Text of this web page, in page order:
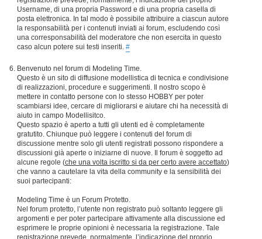
Username, di una propria Password e di una propria casella di
posta elettronica. In tal modo è possibile attribuire a ciascun autore
la responsabilità per i contenuti inviati ai forum, escludendo così
una corresponsabilità del moderatore che non esercita in questo
caso alcun potere sui testi inseriti. #
Benvenuto nel forum di Modeling Time.
Questo è un sito di diffusione modellistica di tecnica e condivisione
di realizzazioni, procedure e suggerimenti. Il nostro scopo è
mettere in contatto persone con lo stesso HOBBY per poter
scambiarsi idee, cercare di migliorarsi e aiutare chi ha necessità di
aiuto in campo Modellisitco.
Questo spazio è aperto a tutti gli utenti ed è completamente
gratutito. Chiunque può leggere i contenuti del forum di
discussione mentre solo gli utenti registrati possono rispondere a
discussioni già aperte o iniziarne di nuove. Il forum è soggetto ad
alcune regole (che una volta iscritto si da per certo avere accettato)
che vanno a cautelare la vita della community e la sensibilità dei
suoi partecipanti:
Modeling Time è un Forum Protetto.
Nel forum protetto, l’utente non registrato può soltanto leggere gli
argomenti e per poter partecipare attivamente alla discussione ed
esprimere le proprie opinioni è necessaria la registrazione. Tale
registrazione prevede, normalmente, l’indicazione del proprio